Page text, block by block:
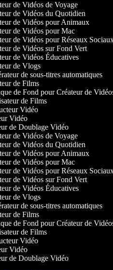
de Vidéos de Voyage
de Vidéos du Quotidien
de Vidéos pour Animaux
de Vidéos pour Mac
de Vidéos pour Réseaux Sociaux
de Vidéos sur Fond Vert
de Vidéos Éducatives
de Vlogs
de sous-titres automatiques
de Films
de Fond pour Créateur de Vidéos
de Films
Vidéo
Vidéo
de Doublage Vidéo
de Vidéos de Voyage
de Vidéos du Quotidien
de Vidéos pour Animaux
de Vidéos pour Mac
de Vidéos pour Réseaux Sociaux
de Vidéos sur Fond Vert
de Vidéos Éducatives
de Vlogs
de sous-titres automatiques
de Films
de Fond pour Créateur de Vidéos
de Films
Vidéo
Vidéo
de Doublage Vidéo